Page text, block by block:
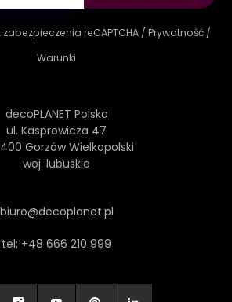
reCAPTCHA / Prywatność /
Warunki
decoPLANET Polska
ul. Kasprowicza 47
Gorzów Wielkopolski
woj. lubuskie
biuro@decoplanet.pl
tel: +48 666 210 999